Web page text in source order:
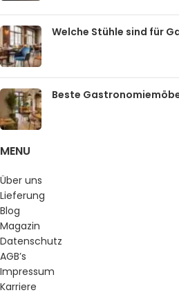
Welche Stühle sind für
Beste
MENU
Über uns
Lieferung
Blog
Magazin
Datenschutz
AGB’s
Impressum
Karriere